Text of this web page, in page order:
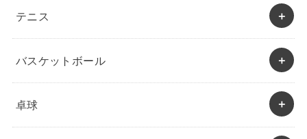
テニス
バスケットボール
卓球